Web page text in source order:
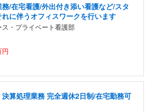
/在宅看護/外出付き添い看護など/スタ
に伴うオフィスワークを行います
・プライベート看護部
円
算処理業務 完全週休2日制/在宅勤務可